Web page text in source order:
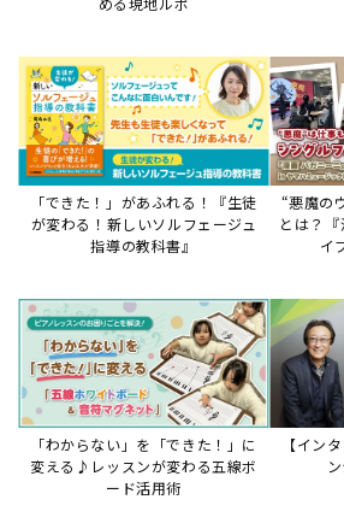
ード活用術
サイトからのお知らせ
ータについて
2026年7月27日
本件は、ディスクラビアをヤマハ
タショップと接続してご利用いた
様への重要なお知らせです。